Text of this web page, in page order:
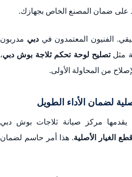
على ضمان المصنع الخاص بجهازك.
الفنيون المعتمدون فيدبي مدربون
مثلتصليح لوحة تحكم ثلاجة بوش دبي،
من المحاولة الأولى.
لضمان الأداء الطويل
يقدمها مركز صيانة ثلاجات بوش دبي
الغيار الأصلية. هذا أمر حاسم لضمان